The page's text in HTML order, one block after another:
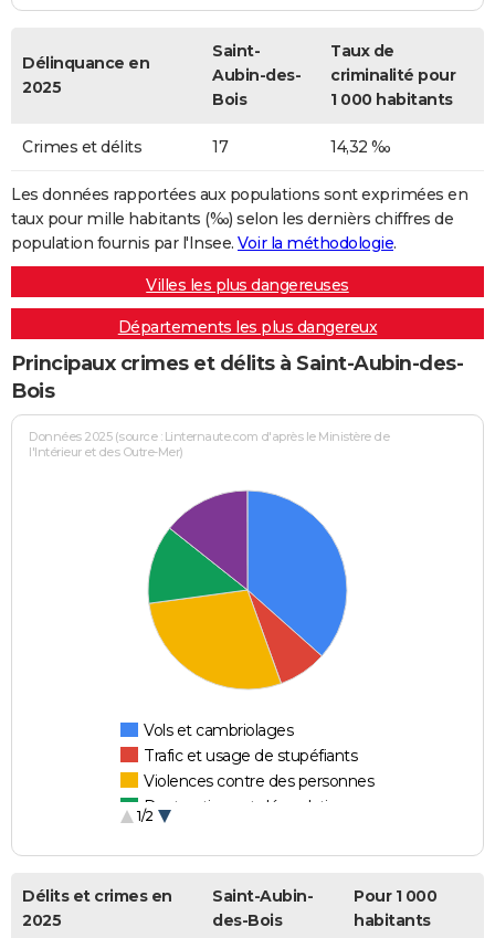
Délinquance en
2025
Saint-
Aubin-des-
Bois
Taux de
criminalité pour
1 000 habitants
Crimes et délits 17 14,32 ‰
Les données rapportées aux populations sont exprimées en
taux pour mille habitants (‰) selon les dernièrs chiffres de
population fournis par l'Insee. Voir la méthodologie.
Villes les plus dangereuses
Départements les plus dangereux
Principaux crimes et délits à Saint-Aubin-des-
Bois
Données 2025 (source : Linternaute.com d'après le Ministère de
l'Intérieur et des Outre-Mer)
Vols et cambriolages
Trafic et usage de stupéfiants
Violences contre des personnes
Destructions et dégradations
1/2
Délits et crimes en
2025
Saint-Aubin-
des-Bois
Pour 1 000
habitants